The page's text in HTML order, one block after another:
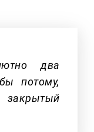
два
потому,
закрытый